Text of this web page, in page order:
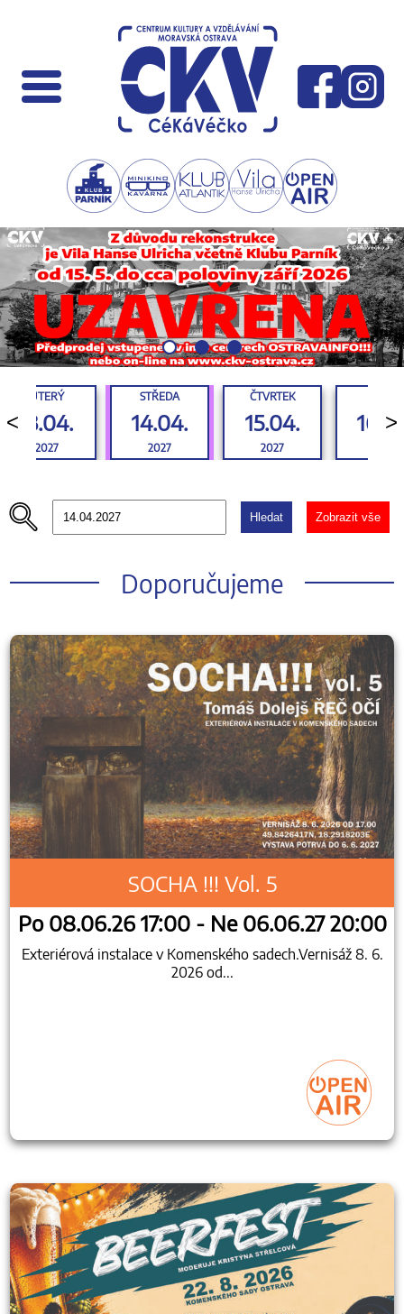
<
ÚTERÝ
13.04.
2027
STŘEDA
14.04.
2027
ČTVRTEK
15.04.
2027
>
Hledat Zobrazit vše
Doporučujeme
SOCHA !!! Vol. 5
Po 08.06.26 17:00 - Ne 06.06.27 20:00
Exteriérová instalace v Komenského sadech.Vernisáž 8. 6.
2026 od...